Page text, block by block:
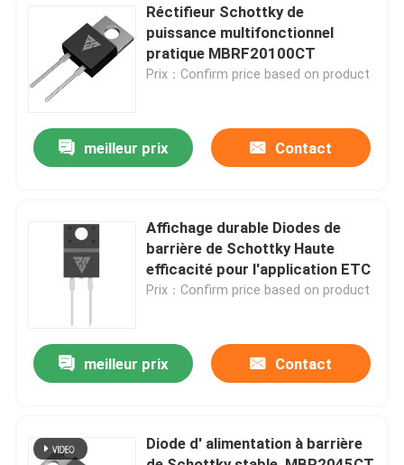
À propos de nous
Contrôle de la qualité
Nous contacter
Nouvelles
Demandez un devis
MOSFET en carbure de silicium
Réctifieur Schottky de
puissance multifonctionnel
pratique MBRF20100CT
Prix：Confirm price based on product
meilleur prix Contact
Affichage durable Diodes de
barrière de Schottky Haute
efficacité pour l'application ETC
Prix：Confirm price based on product
meilleur prix Contact
Diode d' alimentation à barrière